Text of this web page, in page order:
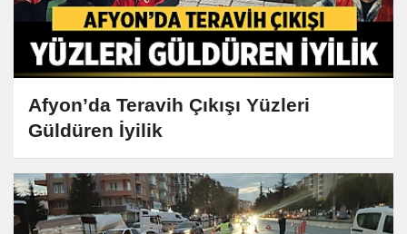
Afyon’da Teravih Çıkışı Yüzleri
Güldüren İyilik